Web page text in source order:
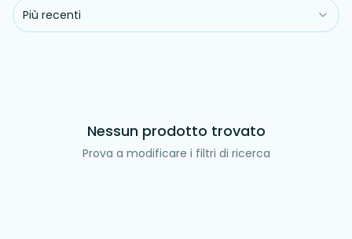
Più recenti
Nessun prodotto trovato
Prova a modificare i filtri di ricerca